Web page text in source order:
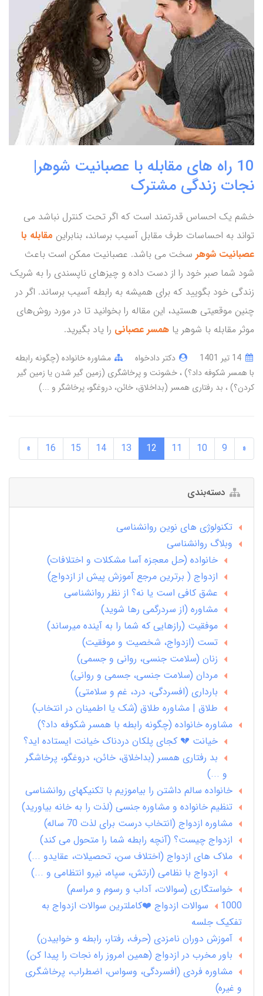
10 راه های مقابله با عصبانیت شوهر|
نجات زندگی مشترک
خشم یک احساس قدرتمند است که اگر تحت کنترل نباشد می
تواند به احساسات طرف مقابل آسیب برساند، بنابراین مقابله با
عصبانیت شوهر سخت می باشد. عصبانیت ممکن است باعث
شود شما صبر خود را از دست داده و چیزهای ناپسندی را به شریک
زندگی خود بگویید که برای همیشه به رابطه آسیب برساند. اگر در
چنین موقعیتی هستید، این مقاله را بخوانید تا در مورد روش‌های
موثر مقابله با شوهر یا همسر عصبانی را یاد بگیرید.
دکتر دادخواه
مشاوره خانواده (چگونه رابطه
با همسر شکوفه داد؟) خشونت و پرخاشگری (زمین گیر شدن یا زمین گیر
کردن؟) بد رفتاری همسر (بداخلاق، خائن، دروغگو، پرخاشگر و ...)
«
9
10
11
12
13
14
15
16
»
دسته‌بندی
تکنولوژی های نوین روانشناسی
وبلاگ روانشناسی
خانواده (حل معجزه آسا مشکلات و اختلافات)
ازدواج ( برترین مرجع آموزش پیش از ازدواج)
عشق کافی است یا نه؟ از نظر روانشناسی
مشاوره (از سردرگمی رها شوید)
موفقیت (رازهایی که شما را به آینده میرساند)
تست (ازدواج، شخصیت و موفقیت)
زنان (سلامت جنسی، روانی و جسمی)
مردان (سلامت جنسی، جسمی و روانی)
بارداری (افسردگی، درد، غم و سلامتی)
طلاق | مشاوره طلاق (شک یا اطمینان در انتخاب)
مشاوره خانواده (چگونه رابطه با همسر شکوفه داد؟)
خیانت 💔 کجای پلکان دردناک خیانت ایستاده اید؟
بد رفتاری همسر (بداخلاق، خائن، دروغگو، پرخاشگر
و ...)
خانواده سالم داشتن را بیاموزیم با تکنیکهای روانشناسی
تنظیم خانواده و مشاوره جنسی (لذت را به خانه بیاورید)
مشاوره ازدواج (انتخاب درست برای لذت 70 ساله)
ازدواج چیست؟ (آنچه رابطه شما را متحول می کند)
ملاک های ازدواج (اختلاف سن، تحصیلات، عقایدو ...)
ازدواج با نظامی (ارتش، سپاه، نیرو انتظامی و ...)
خواستگاری (سوالات، آداب و رسوم و مراسم)
1000 سوالات ازدواج ❤️کاملترین سوالات ازدواج به
تفکیک جلسه
آموزش دوران نامزدی (حرف، رفتار، رابطه و خوابیدن)
باور مخرب در ازدواج (همین امروز راه نجات را پیدا کن)
مشاوره فردی (افسردگی، وسواس، اضطراب، پرخاشگری
و غیره)